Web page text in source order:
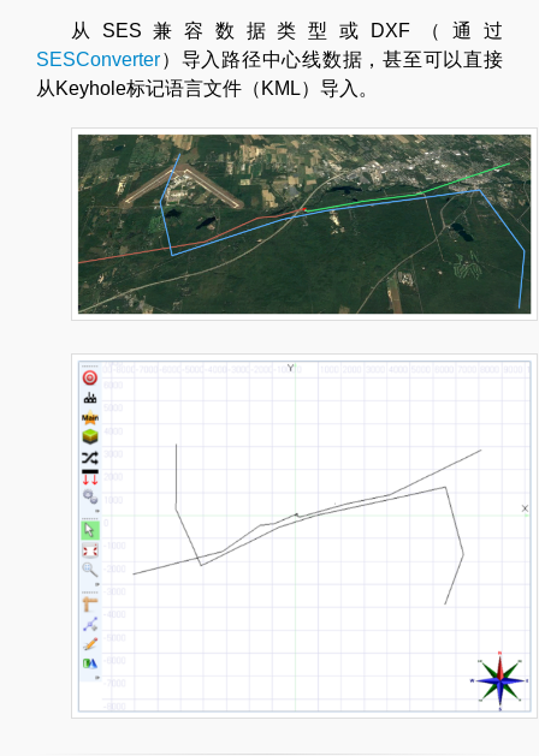
从SES兼容数据类型或DXF（通过
SESConverter）导入路径中心线数据，甚至可以直接
从Keyhole标记语言文件（KML）导入。